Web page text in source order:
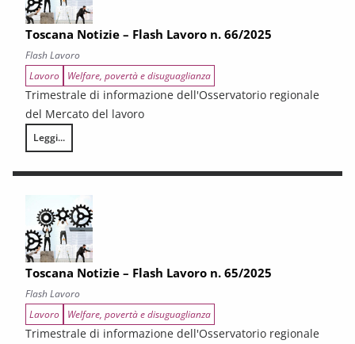
Toscana Notizie – Flash Lavoro n. 66/2025
Flash Lavoro
Lavoro
Welfare, povertà e disuguaglianza
Trimestrale di informazione dell'Osservatorio regionale
del Mercato del lavoro
Leggi...
Toscana Notizie – Flash Lavoro n. 66/2025
Toscana Notizie – Flash Lavoro n. 65/2025
Flash Lavoro
Lavoro
Welfare, povertà e disuguaglianza
Trimestrale di informazione dell'Osservatorio regionale